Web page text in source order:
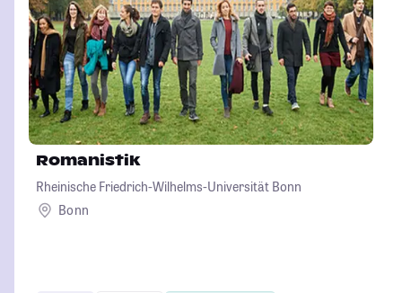
Romanistik
Rheinische Friedrich-Wilhelms-Universität Bonn
Bonn